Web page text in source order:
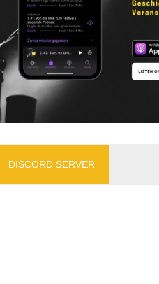
DISCORD SERVER